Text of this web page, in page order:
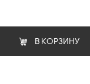
В КОРЗИНУ